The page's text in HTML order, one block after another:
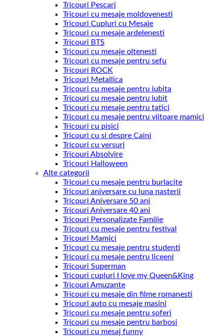
Tricouri Pescari
Tricouri cu mesaje moldovenesti
Tricouri Cupluri cu Mesaje
Tricouri cu mesaje ardelenesti
Tricouri BTS
Tricouri cu mesaje oltenesti
Tricouri cu mesaje pentru sefu
Tricouri ROCK
Tricouri Metallica
Tricouri cu mesaje pentru iubita
Tricouri cu mesaje pentru iubit
Tricouri cu mesaje pentru tatici
Tricouri cu mesaje pentru viitoare mamici
Tricouri cu pisici
Tricouri cu si despre Caini
Tricouri cu versuri
Tricouri Absolvire
Tricouri Halloween
Alte categorii
Tricouri cu mesaje pentru burlacite
Tricouri aniversare cu luna nasterii
Tricouri Aniversare 50 ani
Tricouri Aniversare 40 ani
Tricouri Personalizate Familie
Tricouri cu mesaje pentru festival
Tricouri Mamici
Tricouri cu mesaje pentru studenti
Tricouri cu mesaje pentru liceeni
Tricouri Superman
Tricouri cupluri I love my Queen&King
Tricouri Amuzante
Tricouri cu mesaje din filme romanesti
Tricouri auto cu mesaje masini
Tricouri cu mesaje pentru soferi
Tricouri cu mesaje pentru barbosi
Tricouri cu mesaj funny